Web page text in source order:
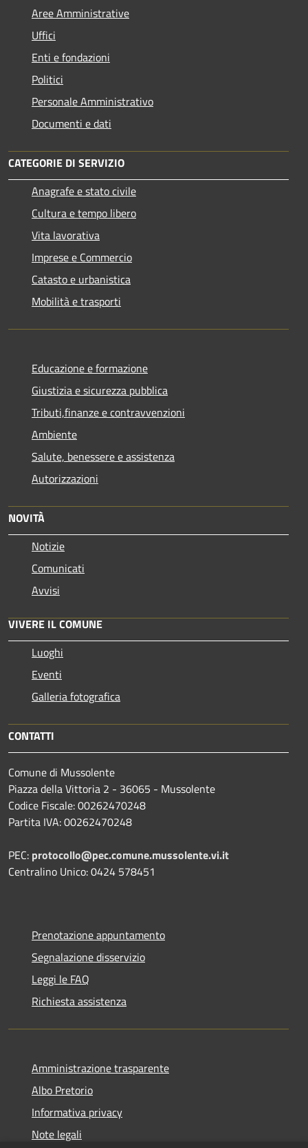
Aree Amministrative
Uffici
Enti e fondazioni
Politici
Personale Amministrativo
Documenti e dati
CATEGORIE DI SERVIZIO
Anagrafe e stato civile
Cultura e tempo libero
Vita lavorativa
Imprese e Commercio
Catasto e urbanistica
Mobilità e trasporti
Educazione e formazione
Giustizia e sicurezza pubblica
Tributi,finanze e contravvenzioni
Ambiente
Salute, benessere e assistenza
Autorizzazioni
NOVITÀ
Notizie
Comunicati
Avvisi
VIVERE IL COMUNE
Luoghi
Eventi
Galleria fotografica
CONTATTI
Comune di Mussolente
Piazza della Vittoria 2 - 36065 - Mussolente
Codice Fiscale: 00262470248
Partita IVA: 00262470248
PEC: protocollo@pec.comune.mussolente.vi.it
Centralino Unico: 0424 578451
Prenotazione appuntamento
Segnalazione disservizio
Leggi le FAQ
Richiesta assistenza
Amministrazione trasparente
Albo Pretorio
Informativa privacy
Note legali